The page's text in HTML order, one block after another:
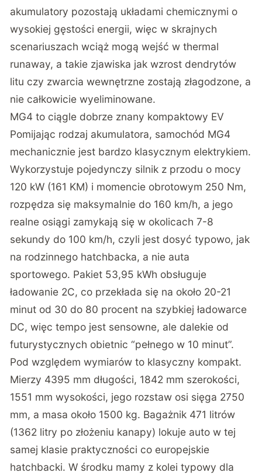
akumulatory pozostają układami chemicznymi o
wysokiej gęstości energii, więc w skrajnych
scenariuszach wciąż mogą wejść w thermal
runaway, a takie zjawiska jak wzrost dendrytów
litu czy zwarcia wewnętrzne zostają złagodzone, a
nie całkowicie wyeliminowane.
MG4 to ciągle dobrze znany kompaktowy EV
Pomijając rodzaj akumulatora, samochód MG4
mechanicznie jest bardzo klasycznym elektrykiem.
Wykorzystuje pojedynczy silnik z przodu o mocy
120 kW (161 KM) i momencie obrotowym 250 Nm,
rozpędza się maksymalnie do 160 km/h, a jego
realne osiągi zamykają się w okolicach 7-8
sekundy do 100 km/h, czyli jest dosyć typowo, jak
na rodzinnego hatchbacka, a nie auta
sportowego. Pakiet 53,95 kWh obsługuje
ładowanie 2C, co przekłada się na około 20-21
minut od 30 do 80 procent na szybkiej ładowarce
DC, więc tempo jest sensowne, ale dalekie od
futurystycznych obietnic “pełnego w 10 minut”.
Pod względem wymiarów to klasyczny kompakt.
Mierzy 4395 mm długości, 1842 mm szerokości,
1551 mm wysokości, jego rozstaw osi sięga 2750
mm, a masa około 1500 kg. Bagażnik 471 litrów
(1362 litry po złożeniu kanapy) lokuje auto w tej
samej klasie praktyczności co europejskie
hatchbacki. W środku mamy z kolei typowy dla